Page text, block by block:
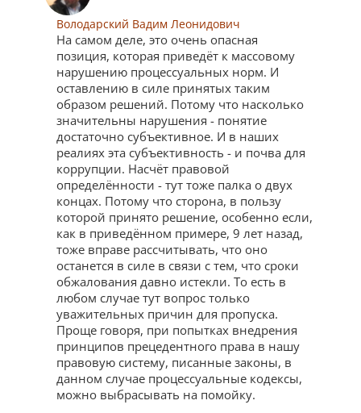
Володарский Вадим Леонидович
На самом деле, это очень опасная
позиция, которая приведёт к массовому
нарушению процессуальных норм. И
оставлению в силе принятых таким
образом решений. Потому что насколько
значительны нарушения - понятие
достаточно субъективное. И в наших
реалиях эта субъективность - и почва для
коррупции. Насчёт правовой
определённости - тут тоже палка о двух
концах. Потому что сторона, в пользу
которой принято решение, особенно если,
как в приведённом примере, 9 лет назад,
тоже вправе рассчитывать, что оно
останется в силе в связи с тем, что сроки
обжалования давно истекли. То есть в
любом случае тут вопрос только
уважительных причин для пропуска.
Проще говоря, при попытках внедрения
принципов прецедентного права в нашу
правовую систему, писанные законы, в
данном случае процессуальные кодексы,
можно выбрасывать на помойку.